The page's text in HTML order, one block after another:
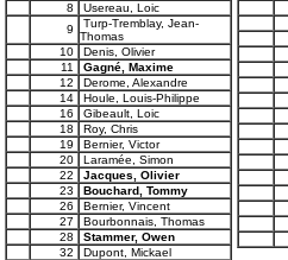
8
Usereau, Loic
9
Turp-Tremblay, Jean-
Thomas
10
Denis, Olivier
11
Gagné, Maxime
12
Derome, Alexandre
14
Houle, Louis-Philippe
16
Gibeault, Loic
18
Roy, Chris
19
Bernier, Victor
20
Laramée, Simon
22
Jacques, Olivier
23
Bouchard, Tommy
26
Bernier, Vincent
27
Bourbonnais, Thomas
28
Stammer, Owen
32
Dupont, Mickael